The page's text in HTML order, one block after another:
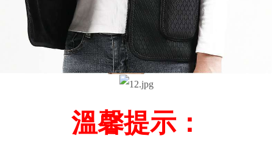
溫馨提示：